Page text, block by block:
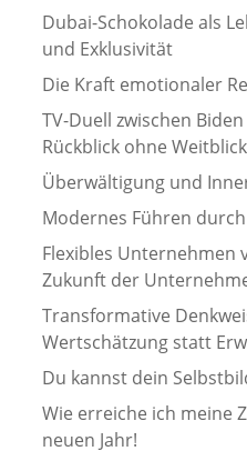
Dubai-Schokolade als
und Exklusivität
Die Kraft emotionaler
TV-Duell zwischen
Rückblick ohne Weitblick
Überwältigung und
Modernes Führen
Flexibles Unternehmen
Zukunft der
Transformative
Wertschätzung statt
Du kannst dein
Wie erreiche ich meine
neuen Jahr!